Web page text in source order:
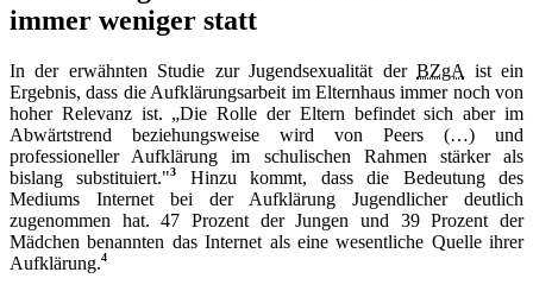
immer weniger statt
In der erwähnten Studie zur Jugendsexualität derBZgA ist ein
Ergebnis, dass die Aufklärungsarbeit im Elternhaus immer noch von
hoher Relevanz ist. „Die Rolle der Eltern befindet sich aber im
Abwärtstrend beziehungsweise wird von Peers (…) und
professioneller Aufklärung im schulischen Rahmen stärker als
bislang substituiert."3
Hinzu kommt, dass die Bedeutung des
Mediums Internet bei der Aufklärung Jugendlicher deutlich
zugenommen hat. 47 Prozent der Jungen und 39 Prozent der
Mädchen benannten das Internet als eine wesentliche Quelle ihrer
Aufklärung.4